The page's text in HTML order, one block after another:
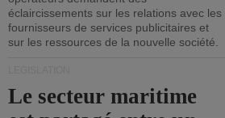
éclaircissements sur les relations avec les
fournisseurs de services publicitaires et
sur les ressources de la nouvelle société.
Le secteur maritime